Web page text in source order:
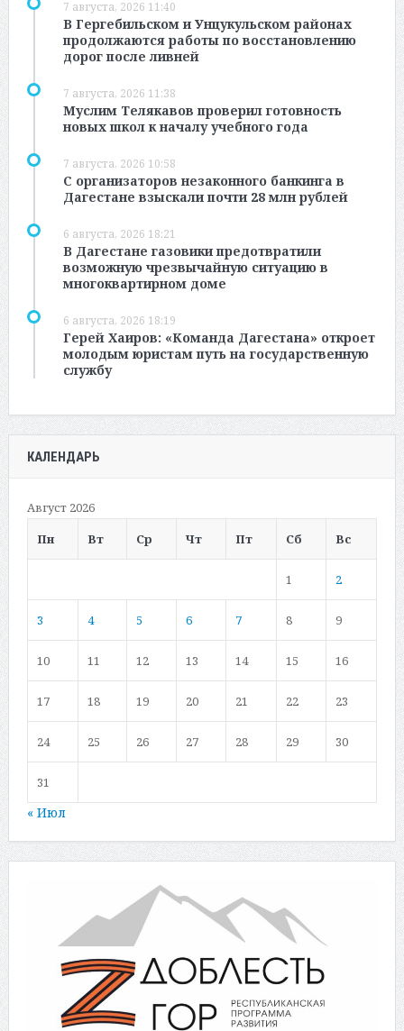
7 августа, 2026 11:40
В Гергебильском и Унцукульском районах
продолжаются работы по восстановлению
дорог после ливней
7 августа, 2026 11:38
Муслим Телякавов проверил готовность
новых школ к началу учебного года
7 августа, 2026 10:58
С организаторов незаконного банкинга в
Дагестане взыскали почти 28 млн рублей
6 августа, 2026 18:21
В Дагестане газовики предотвратили
возможную чрезвычайную ситуацию в
многоквартирном доме
6 августа, 2026 18:19
Герей Хаиров: «Команда Дагестана» откроет
молодым юристам путь на государственную
службу
КАЛЕНДАРЬ
Август 2026
Пн
Вт Ср Чт Пт Сб Вс
1 2
3 4 5 6 7 8 9
10 11 12 13 14 15 16
17 18 19 20 21 22 23
24 25 26 27 28 29 30
31
« Июл